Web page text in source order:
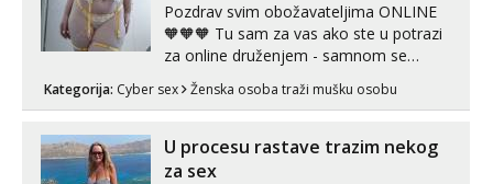
Pozdrav svim obožavateljima ONLINE
🧡🧡🧡 Tu sam za vas ako ste u potrazi
za online druženjem - samnom se
možete zabaviti preko videopoziva, ili
ako vam nisam dovoljna radim i u paru i
😉 Radim i vruća tipkanja uz slike i hot
line pozive. Za vas sam pripremila ...
Kategorija: Cyber sex Ženska osoba traži mušku osobu
U procesu rastave trazim nekog
za sex